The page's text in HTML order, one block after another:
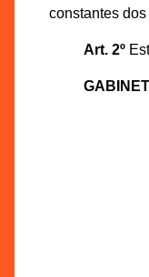
constantes
Art. 2º